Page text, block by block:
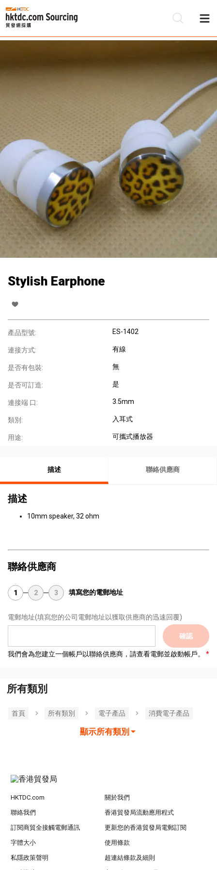
Stylish Earphone
產品型號: ES-1402
連接方式: 有線
是否有包裝: 無
是否可訂造: 是
連接端 口: 3.5mm
類別: 入耳式
用途: 可攜式播放器
描述 聯絡供應商
描述
10mm speaker, 32 ohm
聯絡供應商
1 2 3 填寫您的電郵地址
電郵地址(填寫您的公司電郵地址以獲取供應商的迅速回覆)
確認
我們會為您建立一個帳戶以聯絡供應商，請查看電郵並啟動帳戶。
所有類別
首頁 所有類別 電子產品 消費電子產品
顯示所有類別
HKTDC.com 關於我們
聯絡我們 香港貿發局流動應用程式
訂閱商貿全接觸電郵通訊 更新您的香港貿發局電郵訂閱
字體大小 使用條款
私隱政策聲明 超連結條款及細則